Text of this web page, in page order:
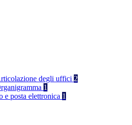
degli uffici 2
1
e posta elettronica 1